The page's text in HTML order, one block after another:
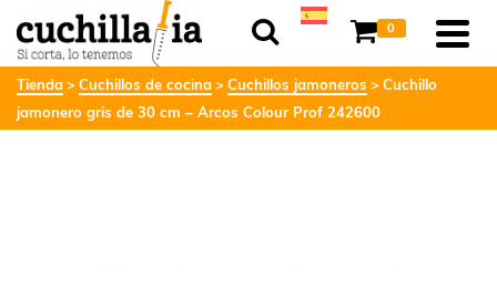
0
Tienda Cuchillos de cocina Cuchillos jamoneros
Cuchillo
jamonero gris de 30 cm – Arcos Colour Prof 242600